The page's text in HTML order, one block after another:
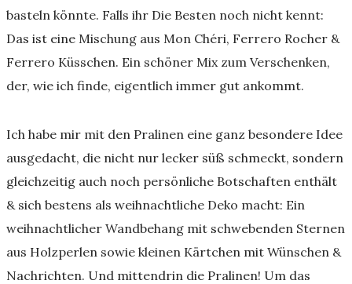
basteln könnte. Falls ihr Die Besten noch nicht kennt:
Das ist eine Mischung aus Mon Chéri, Ferrero Rocher &
Ferrero Küsschen. Ein schöner Mix zum Verschenken,
der, wie ich finde, eigentlich immer gut ankommt.
Ich habe mir mit den Pralinen eine ganz besondere Idee
ausgedacht, die nicht nur lecker süß schmeckt, sondern
gleichzeitig auch noch persönliche Botschaften enthält
& sich bestens als weihnachtliche Deko macht: Ein
weihnachtlicher Wandbehang mit schwebenden Sternen
aus Holzperlen sowie kleinen Kärtchen mit Wünschen &
Nachrichten. Und mittendrin die Pralinen! Um das